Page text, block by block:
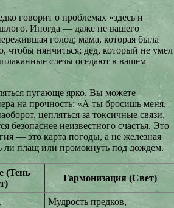
говорит о проблемах «здесь и
Иногда — даже не вашего
голод; мама, которая была
чтобы нянчиться; дед, который не умел
слезы оседают в вашем
пугающе ярко. Вы можете
на прочность: «А ты бросишь меня,
цепляться за токсичные связи,
безопаснее неизвестного счастья. Это
— это карта погоды, а не железная
ли плащ или промокнуть под дождем.
(Тень
Гармонизация (Свет)
Мудрость предков,